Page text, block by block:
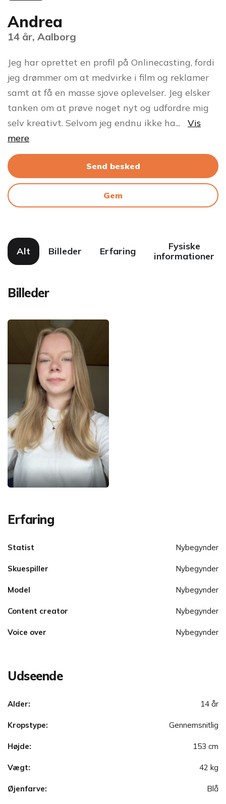
Andrea
14 år, Aalborg
Jeg har oprettet en profil på Onlinecasting, fordi
jeg drømmer om at medvirke i film og reklamer
samt at få en masse sjove oplevelser. Jeg elsker
tanken om at prøve noget nyt og udfordre mig
selv kreativt. Selvom jeg endnu ikke ha...
Vis
mere
Send besked
Gem
Alt Billeder Erfaring
Fysiske
informationer
Billeder
Erfaring
Statist Nybegynder
Skuespiller Nybegynder
Model Nybegynder
Content creator Nybegynder
Voice over Nybegynder
Udseende
Alder: 14 år
Kropstype: Gennemsnitlig
Højde: 153 cm
Vægt: 42 kg
Øjenfarve: Blå